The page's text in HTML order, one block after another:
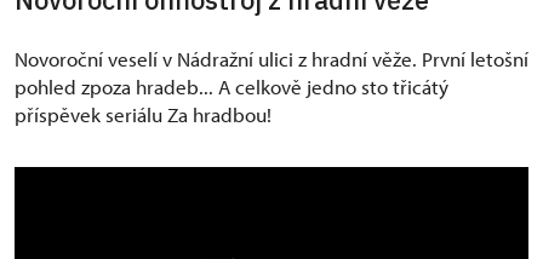
Novoroční veselí v Nádražní ulici z hradní věže. První letošní
pohled zpoza hradeb... A celkově jedno sto třicátý
příspěvek seriálu Za hradbou!